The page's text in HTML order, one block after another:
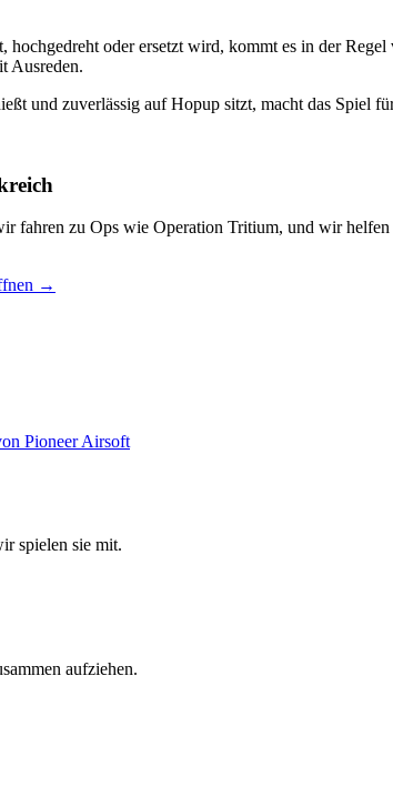
oder ersetzt wird, kommt es in der
Ausreden.
und zuverlässig auf Hopup sitzt, macht das Spiel
fahren zu Ops wie Operation Tritium, und wir
→
spielen sie mit.
aufziehen.